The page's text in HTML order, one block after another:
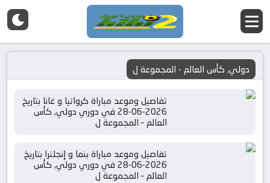
دولي, كأس العالم - المجموعة ل
تفاصيل وموعد مباراة كرواتيا و غانا بتاريخ
2026-06-28 في دوري دولي, كأس
العالم – المجموعة ل
تفاصيل وموعد مباراة بنما و إنجلترا بتاريخ
2026-06-28 في دوري دولي, كأس
العالم – المجموعة ل